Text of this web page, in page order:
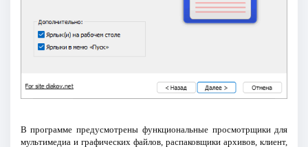
В программе предусмотрены функциональные просмотрщики для
мультимедиа и графических файлов, распаковщики архивов, клиент,